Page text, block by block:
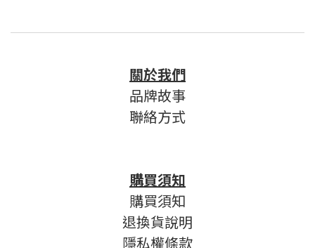
關於我們
品牌故事
聯絡方式
購買須知
購買須知
退換貨說明
隱私權條款